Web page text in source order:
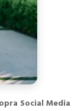
Social Media